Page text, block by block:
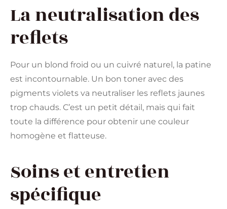
La neutralisation des
reflets
Pour un blond froid ou un cuivré naturel, la patine
est incontournable. Un bon toner avec des
pigments violets va neutraliser les reflets jaunes
trop chauds. C’est un petit détail, mais qui fait
toute la différence pour obtenir une couleur
homogène et flatteuse.
Soins et entretien
spécifique